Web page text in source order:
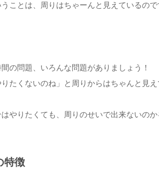
ことは、周りはちゃーんと見えているので
の問題、いろんな問題がありましょう！
たくないのね」と周りからはちゃんと見え
やりたくても、周りのせいで出来ないの
特徴